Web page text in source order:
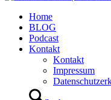
Home
BLOG
Podcast
Kontakt
Kontakt
Impressum